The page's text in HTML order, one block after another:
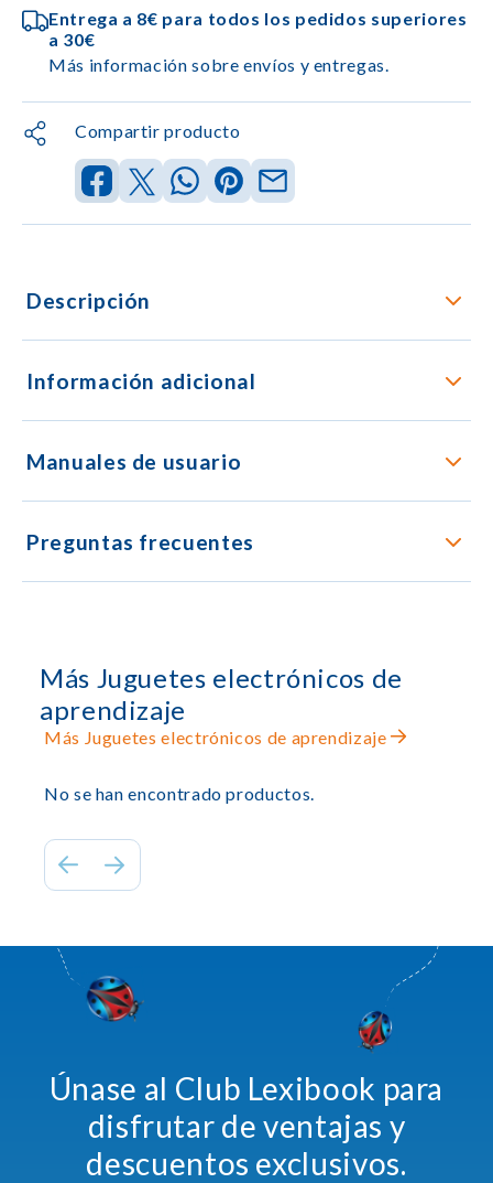
Entrega a 8€ para todos los pedidos superiores
a 30€
Más información sobre envíos y entregas.
Compartir producto
Descripción
Información adicional
Manuales de usuario
Preguntas frecuentes
Más Juguetes electrónicos de
aprendizaje
Más Juguetes electrónicos de aprendizaje
No se han encontrado productos.
Únase al Club Lexibook para
disfrutar de ventajas y
descuentos exclusivos.